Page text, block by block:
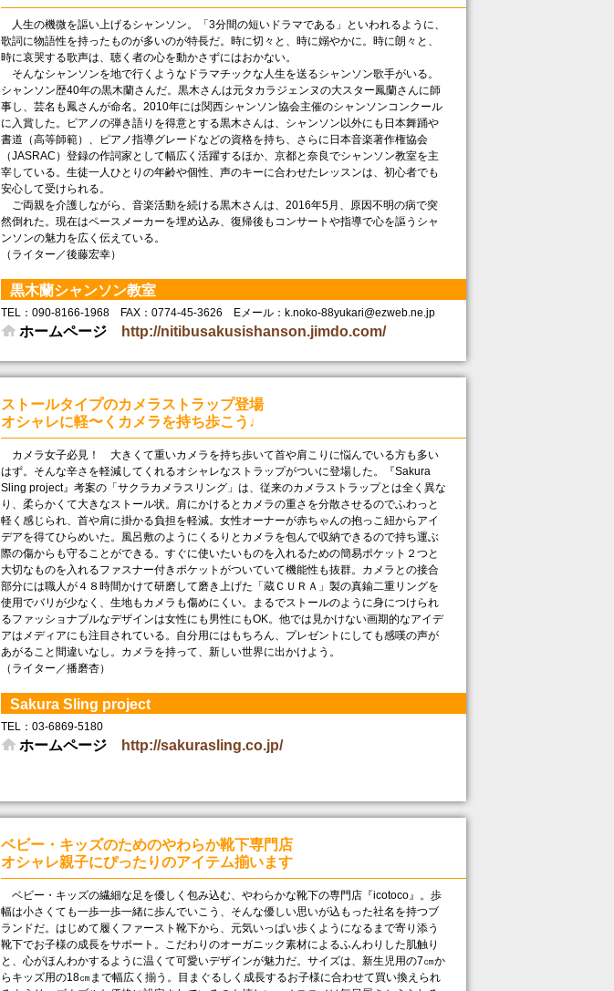
人生の機微を謳い上げるシャンソン。「3分間の短いドラマである」といわれるように、
歌詞に物語性を持ったものが多いのが特長だ。時に切々と、時に嫋やかに。時に朗々と、
時に哀哭する歌声は、聴く者の心を動かさずにはおかない。
そんなシャンソンを地で行くようなドラマチックな人生を送るシャンソン歌手がいる。
シャンソン歴40年の黒木蘭さんだ。黒木さんは元タカラジェンヌの大スター鳳蘭さんに師
事し、芸名も鳳さんが命名。2010年には関西シャンソン協会主催のシャンソンコンクール
に入賞した。ピアノの弾き語りを得意とする黒木さんは、シャンソン以外にも日本舞踊や
書道（高等師範）、ピアノ指導グレードなどの資格を持ち、さらに日本音楽著作権協会
（JASRAC）登録の作詞家として幅広く活躍するほか、京都と奈良でシャンソン教室を主
宰している。生徒一人ひとりの年齢や個性、声のキーに合わせたレッスンは、初心者でも
安心して受けられる。
ご両親を介護しながら、音楽活動を続ける黒木さんは、2016年5月、原因不明の病で突
然倒れた。現在はペースメーカーを埋め込み、復帰後もコンサートや指導で心を謳うシャ
ンソンの魅力を広く伝えている。
（ライター／後藤宏幸）
黒木蘭シャンソン教室
TEL： 090-8166-1968 FAX： 0774-45-3626 Eメール：k.noko-88yukari@ezweb.ne.jp
ホームページ http://nitibusakusishanson.jimdo.com/
ストールタイプのカメラストラップ登場
オシャレに軽〜くカメラを持ち歩こう♩
カメラ女子必見！ 大きくて重いカメラを持ち歩いて首や肩こりに悩んでいる方も多い
はず。そんな辛さを軽減してくれるオシャレなストラップがついに登場した。『Sakura
Sling project』考案の「サクラカメラスリング」は、従来のカメラストラップとは全く異な
り、柔らかくて大きなストール状。肩にかけるとカメラの重さを分散させるのでふわっと
軽く感じられ、首や肩に掛かる負担を軽減。女性オーナーが赤ちゃんの抱っこ紐からアイ
デアを得てひらめいた。風呂敷のようにくるりとカメラを包んで収納できるので持ち運ぶ
際の傷からも守ることができる。すぐに使いたいものを入れるための簡易ポケット２つと
大切なものを入れるファスナー付きポケットがついていて機能性も抜群。カメラとの接合
部分には職人が４８時間かけて研磨して磨き上げた「蔵ＣＵＲＡ」製の真鍮二重リングを
使用でバリが少なく、生地もカメラも傷めにくい。まるでストールのように身につけられ
るファッショナブルなデザインは女性にも男性にもOK。他では見かけない画期的なアイデ
アはメディアにも注目されている。自分用にはもちろん、プレゼントにしても感嘆の声が
あがること間違いなし。カメラを持って、新しい世界に出かけよう。
（ライター／播磨杏）
Sakura Sling project
TEL： 03-6869-5180
ホームページ http://sakurasling.co.jp/
ベビー・キッズのためのやわらか靴下専門店
オシャレ親子にぴったりのアイテム揃います
ベビー・キッズの繊細な足を優しく包み込む、やわらかな靴下の専門店『icotoco』。歩
幅は小さくても一歩一歩一緒に歩んでいこう、そんな優しい思いが込もった社名を持つブ
ランドだ。はじめて履くファースト靴下から、元気いっぱい歩くようになるまで寄り添う
靴下でお子様の成長をサポート。こだわりのオーガニック素材によるふんわりした肌触り
と、心がほんわかするように温くて可愛いデザインが魅力だ。サイズは、新生児用の7㎝か
らキッズ用の18㎝まで幅広く揃う。目まぐるしく成長するお子様に合わせて買い換えられ